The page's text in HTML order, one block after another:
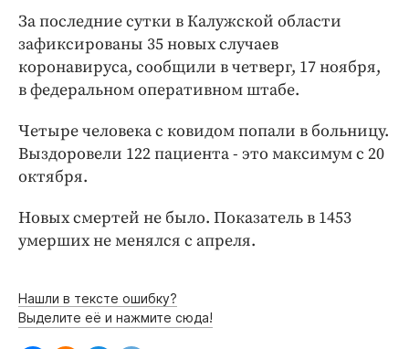
Издания
Медиаперсона
Интересное чтиво
Клиника года
Бренд года
Работодатель года
За последние сутки в Калужской области
зафиксированы 35 новых случаев
коронавируса, сообщили в четверг, 17 ноября,
в федеральном оперативном штабе.
Четыре человека с ковидом попали в больницу.
Выздоровели 122 пациента - это максимум с 20
октября.
Новых смертей не было. Показатель в 1453
умерших не менялся с апреля.
Нашли в тексте ошибку?
Выделите её и нажмите сюда!